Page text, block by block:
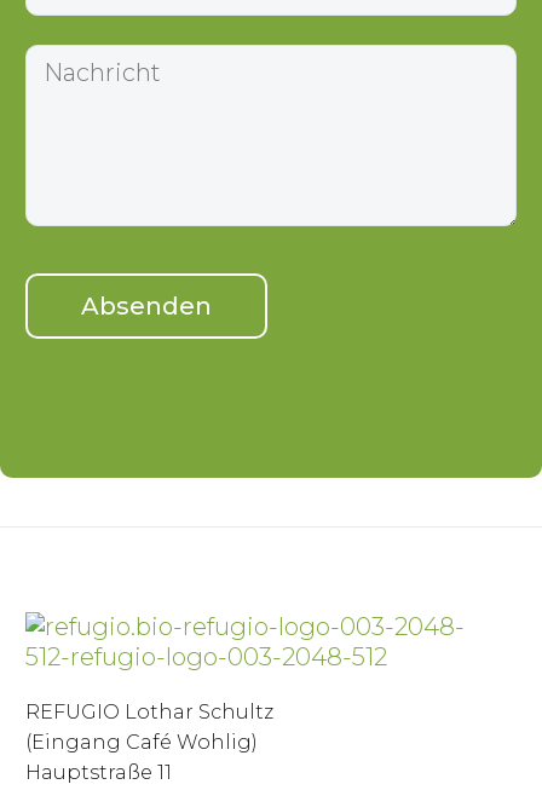
REFUGIO Lothar Schultz
(Eingang Café Wohlig)
Hauptstraße 11